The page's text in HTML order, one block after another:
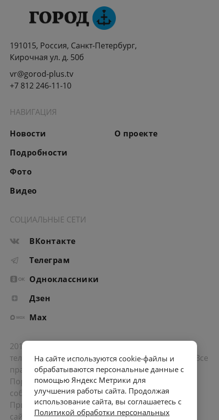
191015, Россия, Санкт-Петербург,
Кирочная ул. д. 50б
vr@gorod-plus.tv
+7 812 246-11-10
НАВИГАЦИЯ
Новости
Подробности
Фото
Видео
О проекте
СОЦИАЛЬНЫЕ СЕТИ
ВКонтакте
Телеграм
Одноклассники
Дзен
Max
2012-2026 © Портал «Электронное интернет-
телевидение правительства Санкт-Петербурга». Все
права защищены.
Портал Санкт-Петербурга- о его людях, жизни,
событиях, последних новостях.
При перепечатке материалов, прямая ссылка на
сайт обязательна. Возрастное ограничение 12+.
На сайте используются cookie-файлы и
обрабатываются персональные данные с
помощью Яндекс Метрики для
улучшения работы сайта. Продолжая
использование сайта, вы соглашаетесь с
Политикой обработки персональных